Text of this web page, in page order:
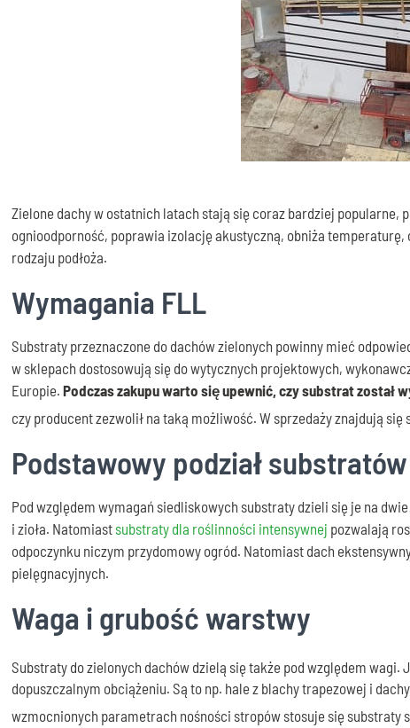
Zielone dachy w ostatnich latach stają się coraz bardziej popularne,
ognioodporność, poprawia izolację akustyczną, obniża
rodzaju podłoża.
Wymagania FLL
Substraty przeznaczone do dachów zielonych powinny mieć
w sklepach dostosowują się do wytycznych projektowych,
Europie.Podczas zakupu warto się upewnić, czy substrat został
czy producent zezwolił na taką możliwość. W sprzedaży znajdują
Podstawowy podział substratów
Pod względem wymagań siedliskowych substraty dzieli się je na
i zioła. Natomiast substraty dla roślinności intensywnej pozwalają
odpoczynku niczym przydomowy ogród. Natomiast dach
pielęgnacyjnych.
Waga i grubość warstwy
Substraty do zielonych dachów dzielą się także pod względem
dopuszczalnym obciążeniu. Są to np. hale z blachy trapezowej i
wzmocnionych parametrach nośności stropów stosuje się substraty